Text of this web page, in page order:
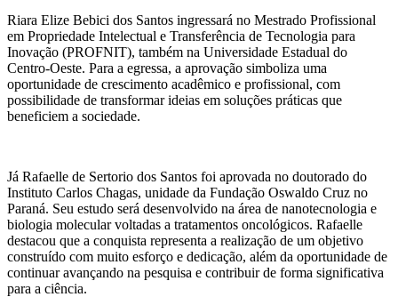
Riara Elize Bebici dos Santos ingressará no Mestrado Profissional
em Propriedade Intelectual e Transferência de Tecnologia para
Inovação (PROFNIT), também na Universidade Estadual do
Centro-Oeste. Para a egressa, a aprovação simboliza uma
oportunidade de crescimento acadêmico e profissional, com
possibilidade de transformar ideias em soluções práticas que
beneficiem a sociedade.
Já Rafaelle de Sertorio dos Santos foi aprovada no doutorado do
Instituto Carlos Chagas, unidade da Fundação Oswaldo Cruz no
Paraná. Seu estudo será desenvolvido na área de nanotecnologia e
biologia molecular voltadas a tratamentos oncológicos. Rafaelle
destacou que a conquista representa a realização de um objetivo
construído com muito esforço e dedicação, além da oportunidade de
continuar avançando na pesquisa e contribuir de forma significativa
para a ciência.